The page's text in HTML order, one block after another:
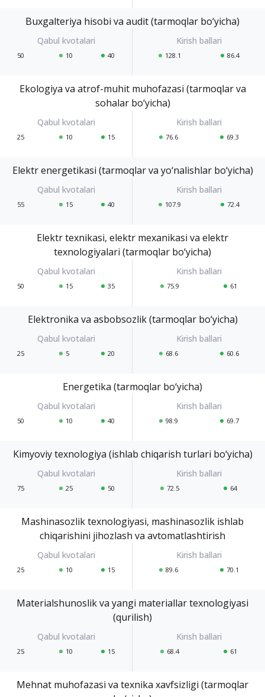
Buxgalteriya hisobi va audit (tarmoqlar bo‘yicha)
50 10 40 128.1 86.4
Ekologiya va atrof-muhit muhofazasi (tarmoqlar va
sohalar bo‘yicha)
25 10 15 76.6 69.3
Elektr energetikasi (tarmoqlar va yo‘nalishlar bo‘yicha)
55 15 40 107.9 72.4
Elektr texnikasi, elektr mexanikasi va elektr
texnologiyalari (tarmoqlar bo‘yicha)
50 15 35 75.9 61
Elektronika va asbobsozlik (tarmoqlar bo‘yicha)
25 5 20 68.6 60.6
Energetika (tarmoqlar bo‘yicha)
50 10 40 98.9 69.7
Kimyoviy texnologiya (ishlab chiqarish turlari bo‘yicha)
75 25 50 72.5 64
Mashinasozlik texnologiyasi, mashinasozlik ishlab
chiqarishini jihozlash va avtomatlashtirish
25 10 15 89.6 70.1
Materialshunoslik va yangi materiallar texnologiyasi
(qurilish)
25 10 15 68.4 61
Mehnat muhofazasi va texnika xavfsizligi (tarmoqlar